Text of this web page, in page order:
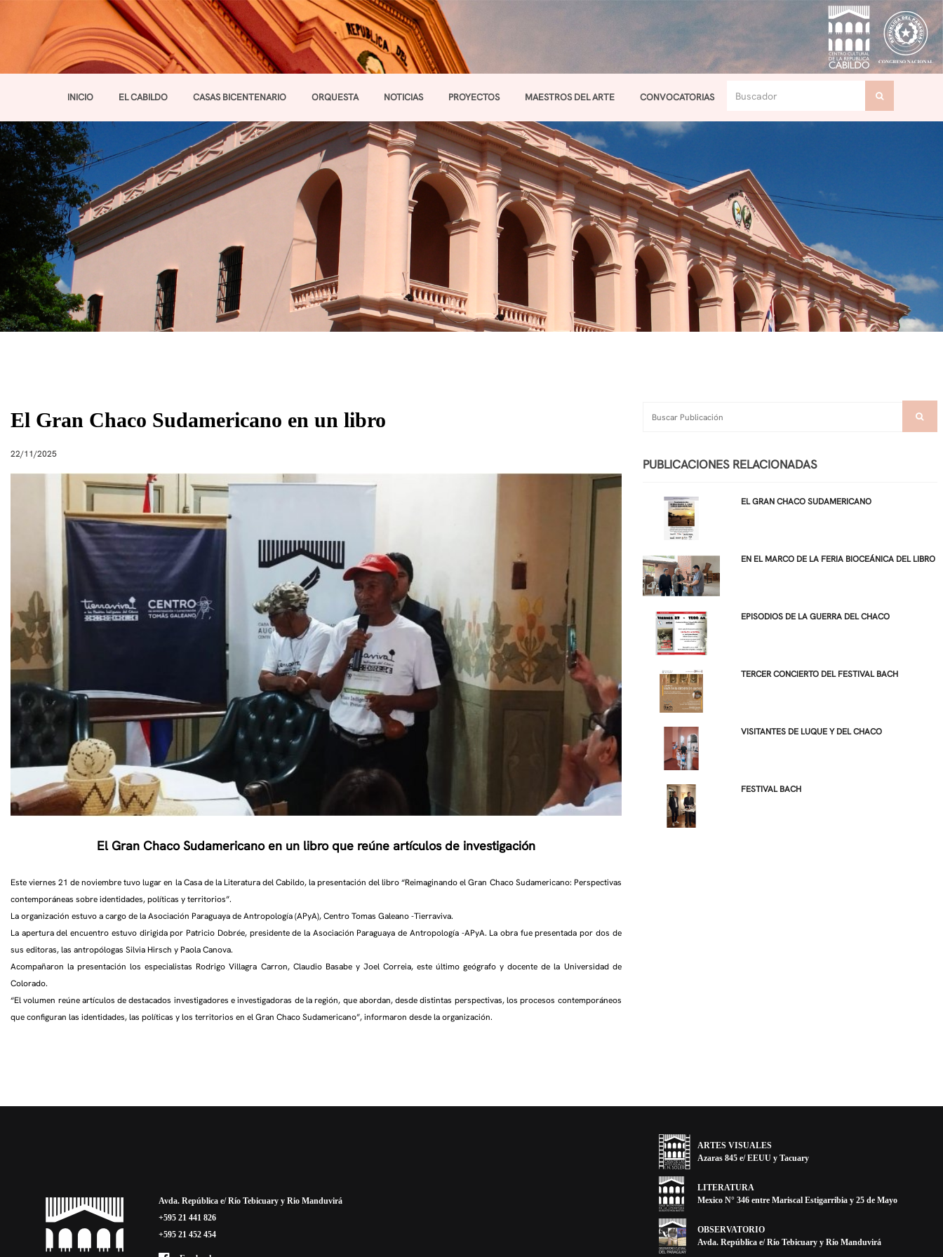
INICIO EL CABILDO
CASAS BICENTENARIO
ORQUESTA
NOTICIAS PROYECTOS MAESTROS DEL ARTE
CONVOCATORIAS
El Gran Chaco Sudamericano en un libro
22/11/2025
El Gran Chaco Sudamericano en un libro que reúne artículos de investigación
Este viernes 21 de noviembre tuvo lugar en la Casa de la Literatura del Cabildo, la presentación del libro “Reimaginando el Gran Chaco Sudamericano: Perspectivas
contemporáneas sobre identidades, políticas y territorios”.
La organización estuvo a cargo de la Asociación Paraguaya de Antropología (APyA), Centro Tomas Galeano -Tierraviva.
La apertura del encuentro estuvo dirigida por Patricio Dobrée, presidente de la Asociación Paraguaya de Antropología -APyA. La obra fue presentada por dos de
sus editoras, las antropólogas Silvia Hirsch y Paola Canova.
Acompañaron la presentación los especialistas Rodrigo Villagra Carron, Claudio Basabe y Joel Correia, este último geógrafo y docente de la Universidad de
Colorado.
“El volumen reúne artículos de destacados investigadores e investigadoras de la región, que abordan, desde distintas perspectivas, los procesos contemporáneos
que configuran las identidades, las políticas y los territorios en el Gran Chaco Sudamericano”, informaron desde la organización.
PUBLICACIONES RELACIONADAS
EL GRAN CHACO SUDAMERICANO
EN EL MARCO DE LA FERIA BIOCEÁNICA DEL LIBRO
EPISODIOS DE LA GUERRA DEL CHACO
TERCER CONCIERTO DEL FESTIVAL BACH
VISITANTES DE LUQUE Y DEL CHACO
FESTIVAL BACH
Avda. República e/ Río Tebicuary y Rio Manduvirá
+595 21 441 826
+595 21 452 454
ARTES VISUALES
Azaras 845 e/ EEUU y Tacuary
LITERATURA
Mexico N° 346 entre Mariscal Estigarribia y 25 de Mayo
OBSERVATORIO
Avda. República e/ Río Tebicuary y Río Manduvirá